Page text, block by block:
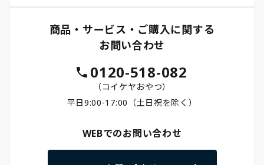
商品・サービス・ご購入に関する
お問い合わせ
0120-518-082
（コイケヤおやつ）
平日9:00-17:00（土日祝を除く）
WEBでのお問い合わせ